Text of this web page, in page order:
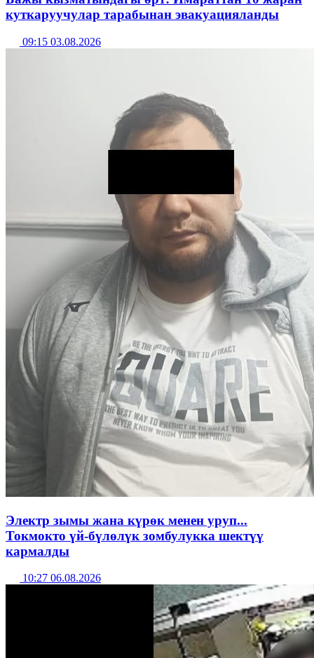
куткаруучулар тарабынан эвакуацияланды
09:15 03.08.2026
Электр зымы жана күрөк менен уруп...
Токмокто үй-бүлөлүк зомбулукка шектүү
кармалды
10:27 06.08.2026